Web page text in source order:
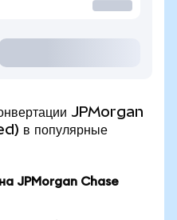
JPMorgan
в популярные
JPMorgan Chase